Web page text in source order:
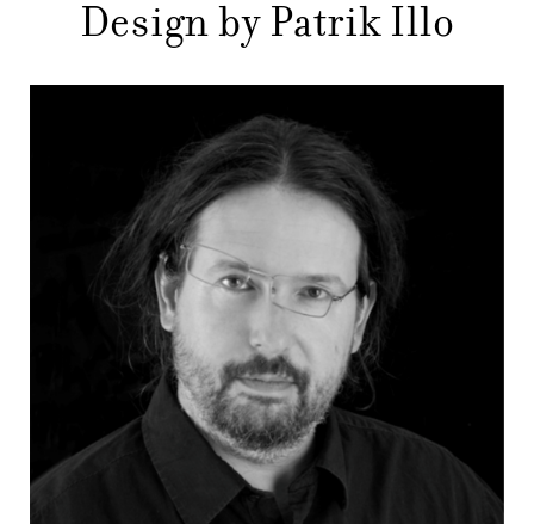
MENU
PRINCIPALE
NEWS
AZIENDA
STORE
GIFT
CONTATTI
Design by Patrik Illo